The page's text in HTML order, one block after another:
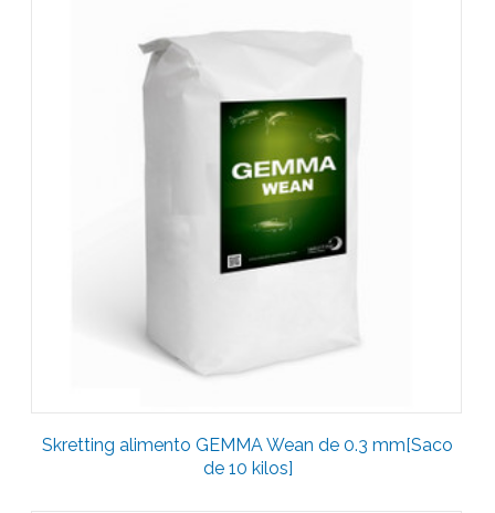
Skretting alimento GEMMA Wean de 0.3 mm[Saco
de 10 kilos]